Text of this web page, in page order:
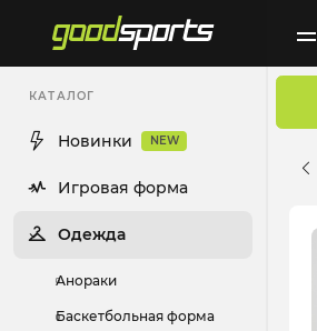
КАТАЛОГ
Новинки NEW
Игровая форма
Одежда
Анораки
Баскетбольная форма